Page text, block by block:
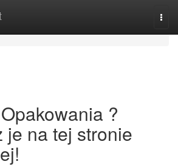
?
je na tej stronie